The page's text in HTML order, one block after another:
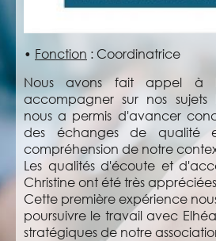
• Fonction : Coordinatrice
Nous avons fait appel à
accompagner sur nos sujets
nous a permis d'avancer
des échanges de
compréhension de notre
Les qualités d'écoute et
Christine ont été très
Cette première expérience
poursuivre le travail avec
stratégiques de notre